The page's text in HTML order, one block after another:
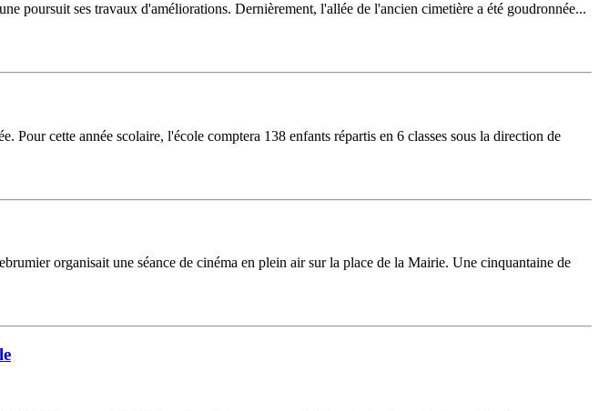
poursuit ses travaux d'améliorations. Dernièrement, l'allée de l'ancien cimetière a été goudronnée...
cette année scolaire, l'école comptera 138 enfants répartis en 6 classes sous la direction de
organisait une séance de cinéma en plein air sur la place de la Mairie. Une cinquantaine de